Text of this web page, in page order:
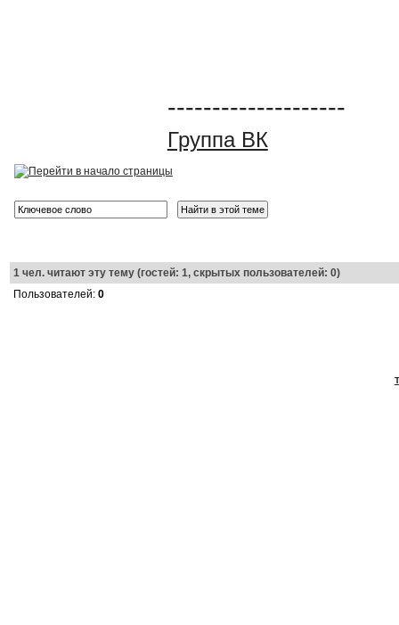
--------------------
Группа ВК
1чел. читают эту тему (гостей: 1, скрытых пользователей: 0)
Пользователей: 0